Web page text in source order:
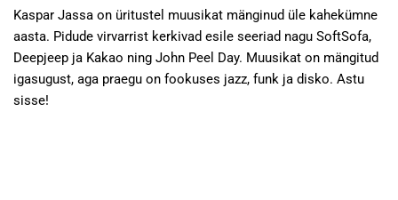
Kaspar Jassa on üritustel muusikat mänginud üle kahekümne
aasta. Pidude virvarrist kerkivad esile seeriad nagu SoftSofa,
Deepjeep ja Kakao ning John Peel Day. Muusikat on mängitud
igasugust, aga praegu on fookuses jazz, funk ja disko. Astu
sisse!